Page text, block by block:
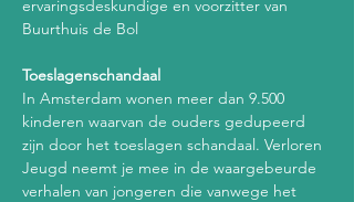
ervaringsdeskundige en voorzitter van
Buurthuis de Bol
Toeslagenschandaal
In Amsterdam wonen meer dan 9.500
kinderen waarvan de ouders gedupeerd
zijn door het toeslagen schandaal. Verloren
Jeugd neemt je mee in de waargebeurde
verhalen van jongeren die vanwege het